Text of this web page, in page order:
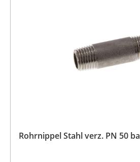
Rohrnippel Stahl verz. PN 50